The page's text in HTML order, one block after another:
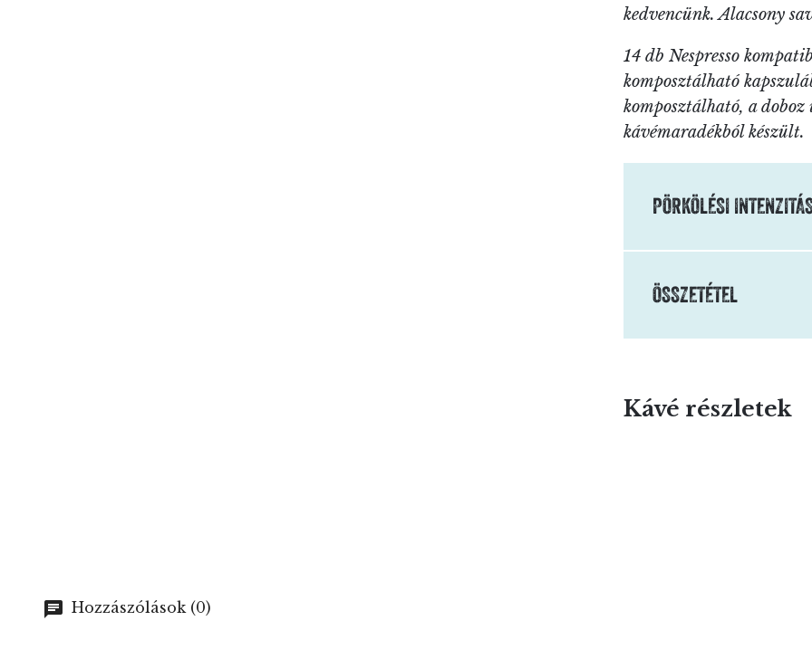
kedvencünk. Alacsony
14 db Nespresso
komposztálható
komposztálható, a
kávémaradékból készült.
PÖRKÖLÉSI
ÖSSZETÉTEL
Kávé részletek
Hozzászólások (0)